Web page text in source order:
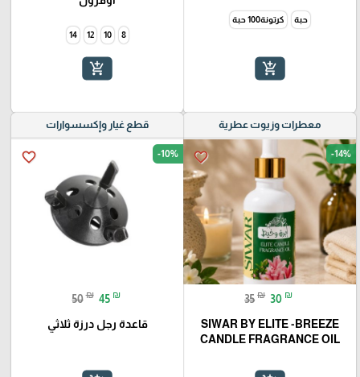
حبة كرتونة100 حبة
add_shopping_cart
8
10
12
14
add_shopping_cart
معطرات وزيوت عطرية
favorite_border -14%
35 ₪ 30 ₪
SIWAR BY ELITE -BREEZE
CANDLE FRAGRANCE OIL
قطع غيار وإكسسوارات
favorite_border -10%
50 ₪ 45 ₪
قاعدة رجل درزة ثلاثي